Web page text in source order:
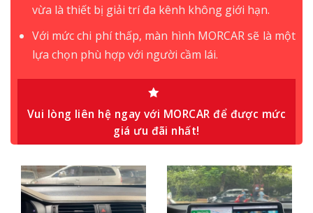
vừa là thiết bị giải trí đa kênh không giới hạn.
Với mức chi phí thấp, màn hình MORCAR sẽ là một
lựa chọn phù hợp với người cầm lái.
Vui lòng liên hệ ngay với MORCAR để được mức
giá ưu đãi nhất!